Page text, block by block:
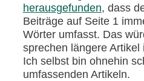
herausgefunden, dass
Beiträge auf Seite 1
Wörter umfasst. Das
sprechen längere
Ich selbst bin ohnehin
umfassenden Artikeln.